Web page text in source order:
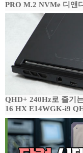
PRO M.2 NVMe 디앤
QHD+ 240Hz로 즐기
16 HX E14WGK-i9